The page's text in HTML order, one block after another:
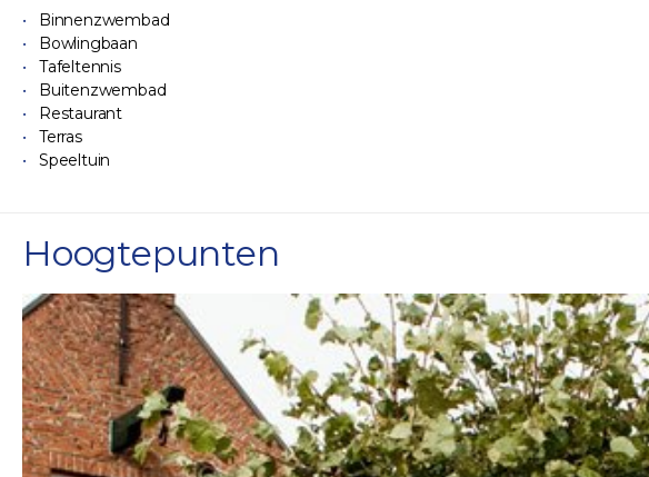
Binnenzwembad
Bowlingbaan
Tafeltennis
Buitenzwembad
Restaurant
Terras
Speeltuin
Hoogtepunten